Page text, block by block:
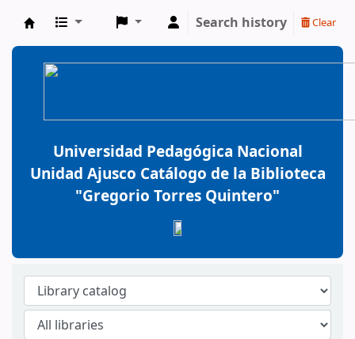
BiblioGTQ
Search history Clear
Universidad Pedagógica Nacional
Unidad Ajusco Catálogo de la Biblioteca
"Gregorio Torres Quintero"